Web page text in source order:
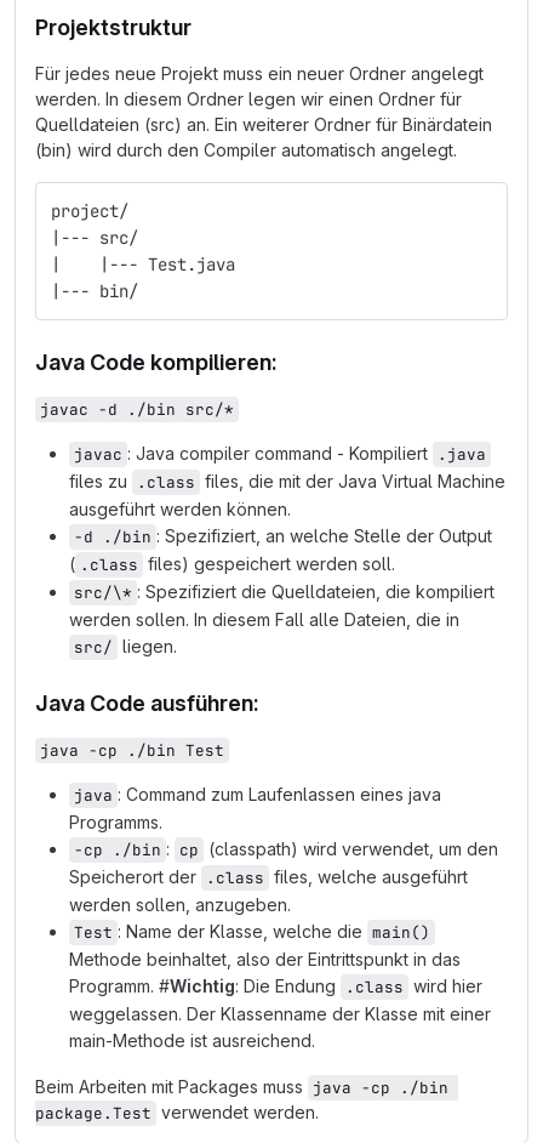
Projektstruktur
Für jedes neue Projekt muss ein neuer Ordner angelegt
werden. In diesem Ordner legen wir einen Ordner für
Quelldateien (src) an. Ein weiterer Ordner für Binärdatein
(bin) wird durch den Compiler automatisch angelegt.
project/
|--- src/
|    |--- Test.java
|--- bin/
Java Code kompilieren:
javac -d ./bin src/*
javac : Java compiler command - Kompiliert .java
files zu
.class files, die mit der Java Virtual Machine
ausgeführt werden können.
-d ./bin : Spezifiziert, an welche Stelle der Output
( .class files) gespeichert werden soll.
src/\* : Spezifiziert die Quelldateien, die kompiliert
werden sollen. In diesem Fall alle Dateien, die in
src/ liegen.
Java Code ausführen:
java -cp ./bin Test
java : Command zum Laufenlassen eines java
Programms.
-cp ./bin : cp (classpath) wird verwendet, um den
Speicherort der .class files, welche ausgeführt
werden sollen, anzugeben.
Test : Name der Klasse, welche die main()
Methode beinhaltet, also der Eintrittspunkt in das
Programm. #Wichtig: Die Endung .class wird hier
weggelassen. Der Klassenname der Klasse mit einer
main-Methode ist ausreichend.
Beim Arbeiten mit Packages muss java -cp ./bin
package.Test verwendet werden.